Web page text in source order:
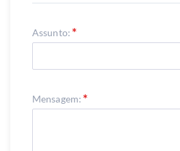
Assunto:
Mensagem: